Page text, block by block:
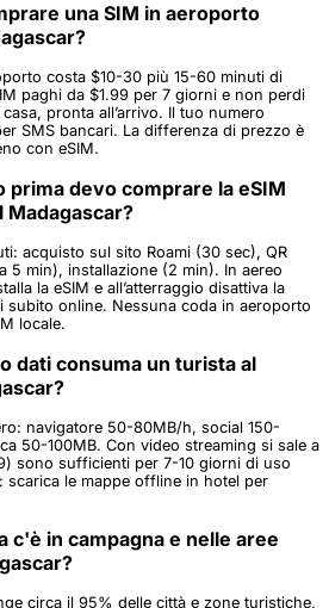
una SIM in aeroporto
costa $10-30 più 15-60 minuti di
paghi da $1.99 per 7 giorni e non perdi
pronta all’arrivo. Il tuo numero
SMS bancari. La differenza di prezzo è
con eSIM.
prima devo comprare la eSIM
acquisto sul sito Roami (30 sec), QR
5 min), installazione (2 min). In aereo
la eSIM e all’atterraggio disattiva la
subito online. Nessuna coda in aeroporto
locale.
dati consuma un turista al
navigatore 50-80MB/h, social 150-
50-100MB. Con video streaming si sale a
sono sufficienti per 7-10 giorni di uso
scarica le mappe offline in hotel per
c'è in campagna e nelle aree
circa il 95% delle città e zone turistiche,